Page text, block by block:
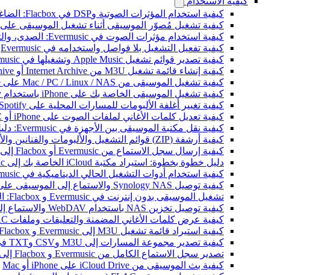
كيفية استخدام المؤثرات الصوتية وDSP في Flacbox: الضاغط، Freeverb، Crossfeed، Echo، تسوية مستوى الصوت، والمزيد
كيفية تشغيل مُصوّر الموسيقى أثناء تشغيل الموسيقى على iPhone وiPad وMac
كيفية استخدام مؤثرات الصوت في Evermusic: الصدى، والتأخير، والتشويه، والضاغط، والتغذية المتقاطعة، وتسوية مستوى الصوت
كيفية تفعيل التشغيل بلا فواصل واستخدامه في Evermusic
كيفية تصدير قوائم تشغيل Apple Music وتشغيلها في Evermusic على Mac
كيفية إنشاء قائمة تشغيل M3U من Internet Archive أو Live Music Archive
كيفية تشغيل الموسيقى من Mac / PC / Linux / NAS على iPhone باستخدام خادم Kodi DLNA
كيفية تشغيل الموسيقى الخاصة بك على iPhone باستخدام CarPlay
كيفية تغيير أغلفة الألبومات للمسارات المحلية على Spotify: دليل خطوة بخطوة (الهاتف وسطح المكتب)
كيفية تعديل كلمات الأغاني لملفات الصوت على iPhone أو MAC
كيفية نقل مكتبة الموسيقى بين الأجهزة في Evermusic: دليل خطوة بخطوة
كيفية أرشفة (ZIP) قوائم التشغيل والألبومات والفنانين والأنواع في Evermusic و Flacbox ونقلها إلى جهاز آخر
كيفية إرسال سجل الاستماع من Evermusic أو Flacbox إلى Last.fm
دليل خطوة بخطوة: استيراد مكتبة iCloud الخاصة بك إلى Evermusic و Flacbox
كيفية استخدام أدوات التشغيل الحالي الديناميكية في Evermusic و Flacbox على iPhone و Mac
كيفية توصيل Synology NAS والاستماع إلى الموسيقى على iPhone أو Mac
تشغيل الموسيقى بدون إنترنت في Evermusic و Flacbox: التحميل والمزامنة من السحابة إلى الملفات المحلية
كيفية توصيل تخزين NAS باستخدام WebDAV والاستماع إلى الموسيقى على iPhone أو Mac
كيفية عرض كلمات الأغاني المضمنة والتعليقات وملفات LRC للموسيقى على iPhone أو Mac
كيفية استيراد قائمة تشغيل M3U إلى Evermusic و Flacbox
كيفية تصدير مجموعة المسارات إلى M3U وCSV وTXT في Evermusic و Flacbox
تصدير سجل الاستماع الكامل من Evermusic و Flacbox إلى Last.fm
كيفية بث الموسيقى من iCloud Drive على iPhone أو Mac